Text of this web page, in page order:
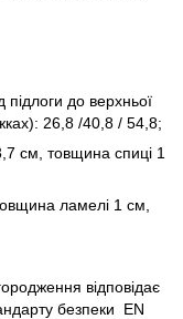
підлоги до верхньої
26,8 /40,8 / 54,8;
см, товщина спиці 1
ламелі 1 см,
відповідає
безпеки EN